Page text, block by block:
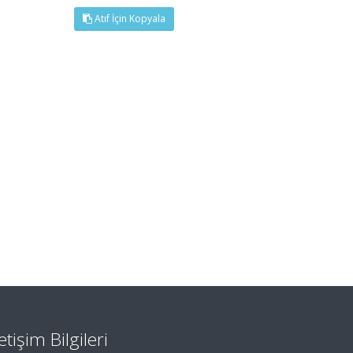
Atıf İçin Kopyala
Bilgileri